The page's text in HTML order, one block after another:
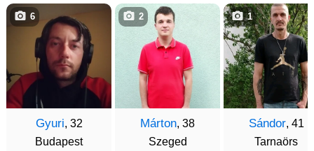
Gyuri, 32
Budapest
6
Márton, 38
Szeged
2
Sándor, 41
Tarnaörs
1